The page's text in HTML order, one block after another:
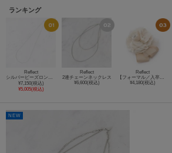
ランキング
Reflect
¥7,150(税込)
¥5,005(税込)
Reflect
2連チェーンネックレス
¥6,600(税込)
Reflect
¥4,180(税込)
NEW